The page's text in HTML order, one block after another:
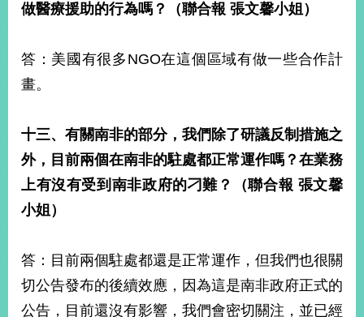
做醫療援助的行為嗎？（聯合報 張文馨小姐）
答：美國有很多NGO在這個區域有做一些合作計
畫。
十三、有關南非的部分，我們除了研議反制措施之
外，目前兩個在南非的駐處都正常運作嗎？在業務
上有沒有受到南非政府的刁難？（聯合報 張文馨
小姐）
答：目前兩個駐處都還是正常運作，但我們也很關
切公告發布的後續效應，因為這是南非政府正式的
公告，目前還沒有影響，我們會密切關注，並已經